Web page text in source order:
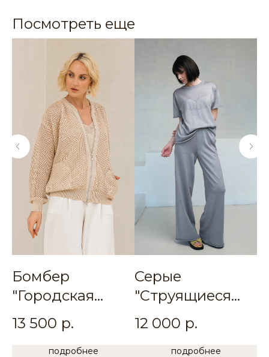
Посмотреть еще
Бомбер
"Городская
элегантность"
Экрю
13 500 р.
подробнее
Серые
"Струящиеся
Брюки"
12 000 р.
подробнее